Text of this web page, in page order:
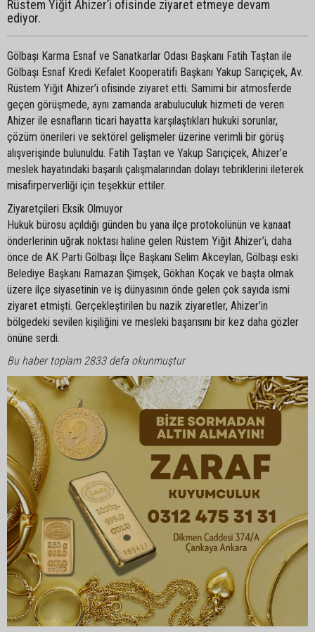
Rüstem Yiğit Ahizer’i ofisinde ziyaret etmeye devam
ediyor.
Gölbaşı Karma Esnaf ve Sanatkarlar Odası Başkanı Fatih Taştan ile
Gölbaşı Esnaf Kredi Kefalet Kooperatifi Başkanı Yakup Sarıçiçek, Av.
Rüstem Yiğit Ahizer’i ofisinde ziyaret etti. Samimi bir atmosferde
geçen görüşmede, aynı zamanda arabuluculuk hizmeti de veren
Ahizer ile esnafların ticari hayatta karşılaştıkları hukuki sorunlar,
çözüm önerileri ve sektörel gelişmeler üzerine verimli bir görüş
alışverişinde bulunuldu. Fatih Taştan ve Yakup Sarıçiçek, Ahizer’e
meslek hayatındaki başarılı çalışmalarından dolayı tebriklerini ileterek
misafirperverliği için teşekkür ettiler.
Ziyaretçileri Eksik Olmuyor
Hukuk bürosu açıldığı günden bu yana ilçe protokolünün ve kanaat
önderlerinin uğrak noktası haline gelen Rüstem Yiğit Ahizer’i, daha
önce de AK Parti Gölbaşı İlçe Başkanı Selim Akceylan, Gölbaşı eski
Belediye Başkanı Ramazan Şimşek, Gökhan Koçak ve başta olmak
üzere ilçe siyasetinin ve iş dünyasının önde gelen çok sayıda ismi
ziyaret etmişti. Gerçekleştirilen bu nazik ziyaretler, Ahizer’in
bölgedeki sevilen kişiliğini ve mesleki başarısını bir kez daha gözler
önüne serdi.
Bu haber toplam 2833 defa okunmuştur